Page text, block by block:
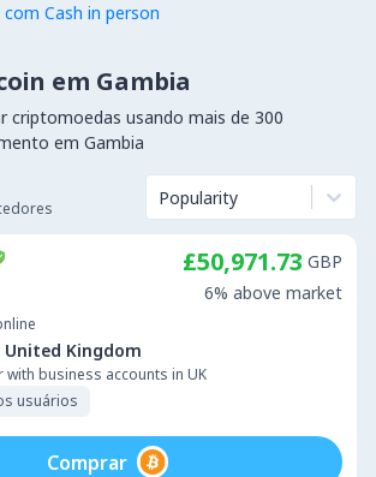
Cash in person
em Gambia
criptomoedas usando mais de 300
em Gambia
Popularity
United Kingdom
business accounts in UK
usuários
£50,971.73 GBP
6% above market
Comprar